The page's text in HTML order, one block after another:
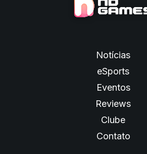
Notícias
eSports
Eventos
Reviews
Clube
Contato